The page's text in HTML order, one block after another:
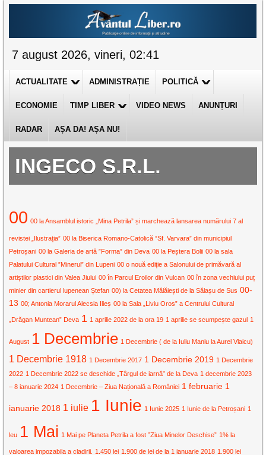
7 august 2026, vineri, 02:41
ACTUALITATE ADMINISTRAȚIE POLITICĂ
ECONOMIE TIMP LIBER VIDEO NEWS ANUNȚURI
RADAR AȘA DA! AȘA NU!
INGECO S.R.L.
00 00 la Ansamblul istoric „Mina Petrila” și marchează lansarea numărului 7 al
revistei „Ilustrația” 00 la Biserica Romano-Catolică ”Sf. Varvara” din municipiul
Petroșani 00 la Galeria de artă ”Forma” din Deva 00 la Peștera Bolii 00 la sala
Palatului Cultural ”Minerul” din Lupeni 00 o nouă ediție a Salonului de primăvară al
artiștilor plastici din Valea Jiului 00 în Parcul Eroilor din Vulcan 00 în zona vechiului puț
minier din cartierul lupenean Ștefan 00) la Cetatea Mălăiești de la Sălașu de Sus 00-
13 00; Antonia Morarul Alecsia Ilieș 00 la Sala „Liviu Oros” a Centrului Cultural
„Drăgan Muntean” Deva 1 1 aprilie 2022 de la ora 19 1 aprilie se scumpește gazul 1
August 1 Decembrie 1 Decembrie ( de la Iuliu Maniu la Aurel Vlaicu)
1 Decembrie 1918 1 Decembrie 2017 1 Decembrie 2019 1 Decembrie
2022 1 Decembrie 2022 se deschide „Târgul de iarnă” de la Deva 1 decembrie 2023
– 8 ianuarie 2024 1 Decembrie – Ziua Națională a României 1 februarie 1
ianuarie 2018 1 iulie 1 Iunie 1 Iunie 2025 1 Iunie de la Petroșani 1
leu 1 Mai 1 Mai pe Planeta Petrila a fost ”Ziua Minelor Deschise” 1% la
valoarea impozabila a cladirii. 1.450 lei 1.900 de lei de la 1 ianuarie 2018 1.900 lei